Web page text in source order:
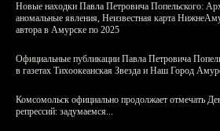
Новые находки Павла Петровича Попельского:
аномальные явления, Неизвестная карта
автора в Амурске по 2025
Официальные публикации Павла Петровича
в газетах Тихоокеанская Звезда и Наш Город
Комсомольск официально продолжает отмечать
репрессий: задумаемся...